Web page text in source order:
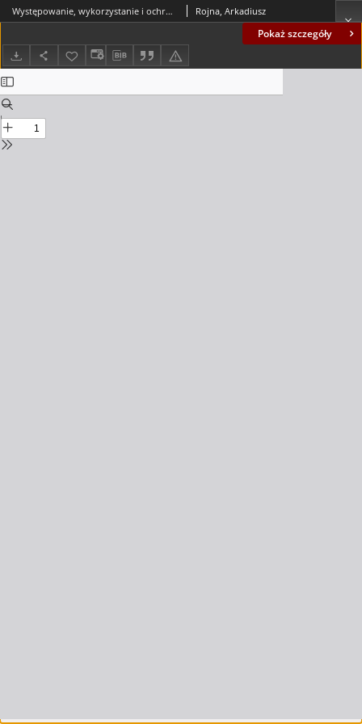
Pokaż szczegóły
Występowanie, wykorzystanie i ochrona ujęć wód podziemnych międzyrzecza Odry, Warty i Ilanki = Appearing, using and the protection of under-ground water intakes of the doab of the Odra, Warta and Ilanka Rojna, Arkadiusz